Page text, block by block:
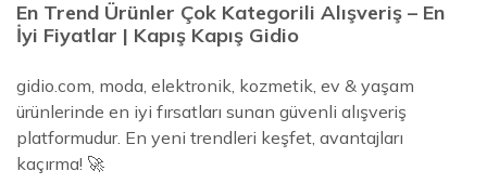
En Trend Ürünler Çok Kategorili Alışveriş – En
İyi Fiyatlar | Kapış Kapış Gidio
gidio.com, moda, elektronik, kozmetik, ev & yaşam
ürünlerinde en iyi fırsatları sunan güvenli alışveriş
platformudur. En yeni trendleri keşfet, avantajları
kaçırma! 🚀